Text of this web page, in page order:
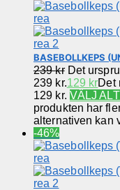
BASEBOLLKEPS
239kr Det
239 kr.129 krDet
129 kr. VÄLJ
produkten har
alternativen kan
-46%